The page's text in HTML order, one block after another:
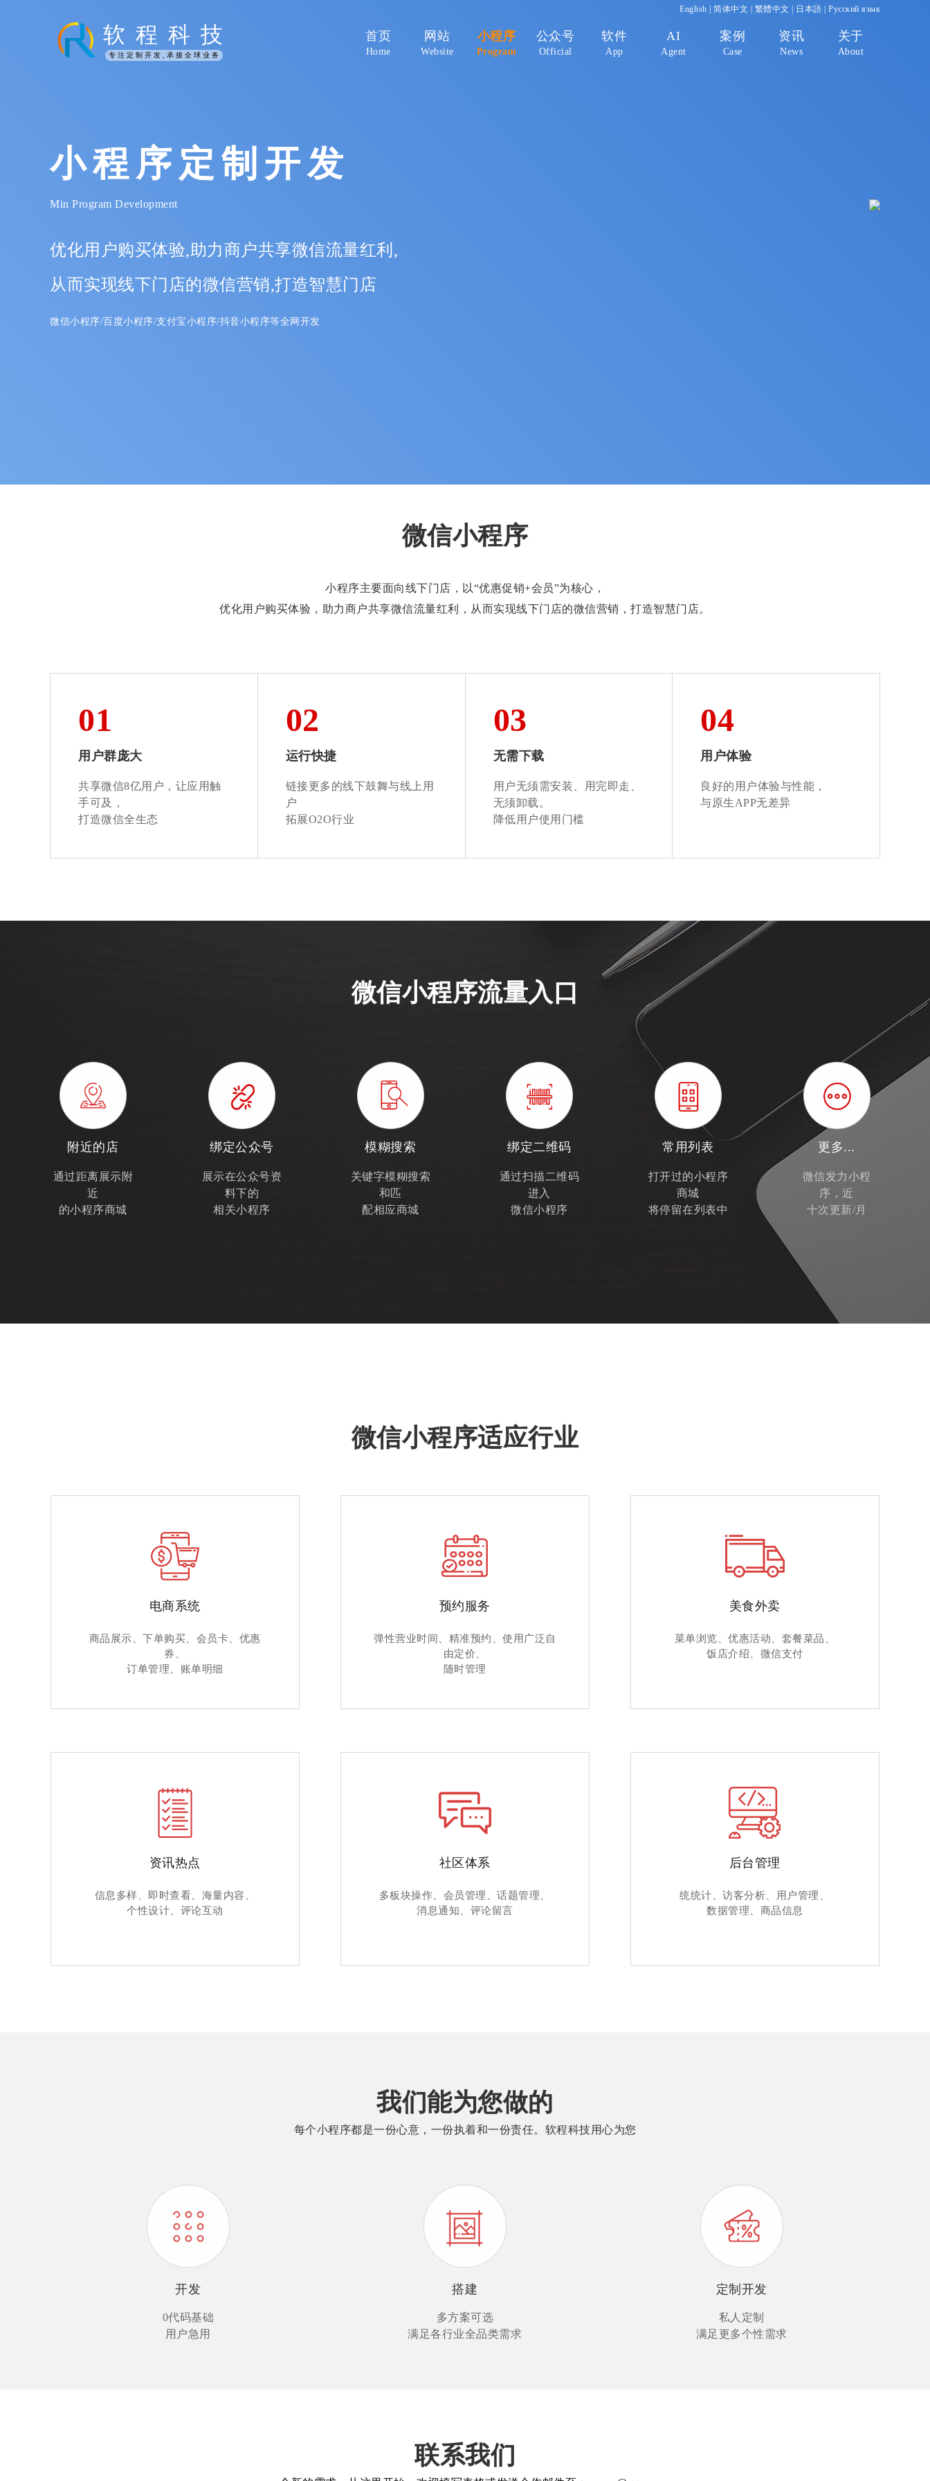
软 程 科 技
政采云供应商
English 简体中文 繁體中文 日本語 Русский язык
首页
Home
网站
Website
小程序
Program
公众号
Official
软件
App
AI
Agent
案例
Case
资讯
News
关于
About
小程序定制开发
Min Program Development
优化用户购买体验,助力商户共享微信流量红利,
从而实现线下门店的微信营销,打造智慧门店
微信小程序/百度小程序/支付宝小程序/抖音小程序等全网开发
微信小程序
小程序主要面向线下门店，以“优惠促销+会员”为核心，
优化用户购买体验，助力商户共享微信流量红利，从而实现线下门店的微信营销，打造智慧门店。
01
用户群庞大
共享微信8亿用户，让应用触
手可及，
打造微信全生态
02
运行快捷
链接更多的线下鼓舞与线上用
户
拓展O2O行业
03
无需下载
用户无须需安装、用完即走、
无须卸载。
降低用户使用门槛
04
用户体验
良好的用户体验与性能，
与原生APP无差异
微信小程序流量入口
附近的店
通过距离展示附
近
的小程序商城
绑定公众号
展示在公众号资
料下的
相关小程序
模糊搜索
关键字模糊搜索
和匹
配相应商城
绑定二维码
通过扫描二维码
进入
微信小程序
常用列表
打开过的小程序
商城
将停留在列表中
更多...
微信发力小程
序，近
十次更新/月
微信小程序适应行业
电商系统
商品展示、下单购买、会员卡、优惠
券、
订单管理、账单明细
预约服务
弹性营业时间、精准预约、使用广泛自
由定价、
随时管理
美食外卖
菜单浏览、优惠活动、套餐菜品、
饭店介绍、微信支付
资讯热点
信息多样、即时查看、海量内容、
个性设计、评论互动
社区体系
多板块操作、会员管理、话题管理、
消息通知、评论留言
后台管理
统统计、访客分析、用户管理、
数据管理、商品信息
我们能为您做的
每个小程序都是一份心意，一份执着和一份责任。软程科技用心为您
开发
0代码基础
用户急用
搭建
多方案可选
满足各行业全品类需求
定制开发
私人定制
满足更多个性需求
联系我们